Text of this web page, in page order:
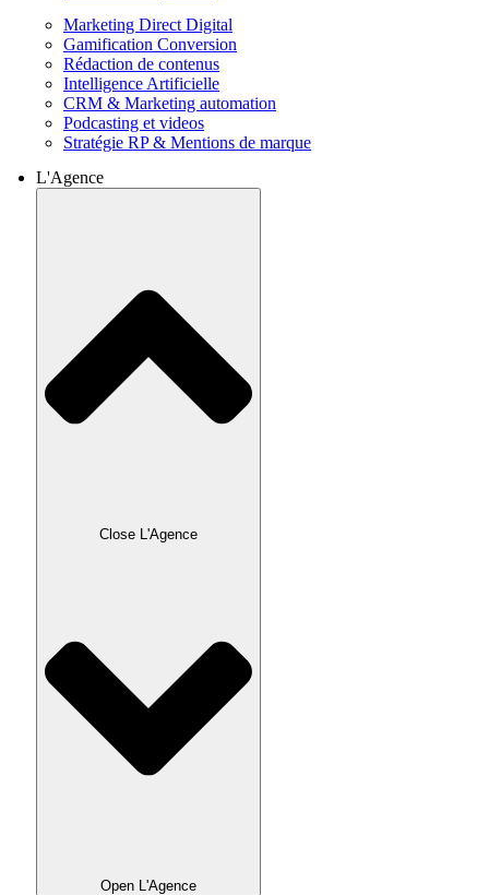
Marketing Direct Digital
Gamification Conversion
Rédaction de contenus
Intelligence Artificielle
CRM & Marketing automation
Podcasting et videos
Stratégie RP & Mentions de marque
L'Agence
Close L'Agence
Open L'Agence